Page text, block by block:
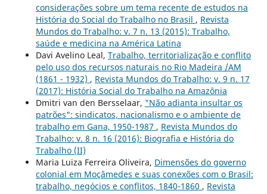
considerações sobre um tema recente de estudos na
História do Social do Trabalho no Brasil , Revista
Mundos do Trabalho: v. 7 n. 13 (2015): Trabalho,
saúde e medicina na América Latina
Davi Avelino Leal, Trabalho, territorialização e conflito
pelo uso dos recursos naturais no Rio Madeira /AM
(1861 - 1932) , Revista Mundos do Trabalho: v. 9 n. 17
(2017): História Social do Trabalho na Amazônia
Dmitri van den Bersselaar, "Não adianta insultar os
patrões": sindicatos, nacionalismo e o ambiente de
trabalho em Gana, 1950-1987 , Revista Mundos do
Trabalho: v. 8 n. 16 (2016): Biografia e História do
Trabalho (II)
Maria Luiza Ferreira Oliveira, Dimensões do governo
colonial em Moçâmedes e suas conexões com o Brasil:
trabalho, negócios e conflitos, 1840-1860 , Revista